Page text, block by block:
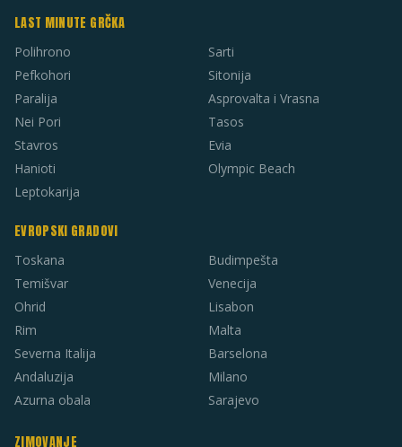
LAST MINUTE GRČKA
Polihrono
Pefkohori
Paralija
Nei Pori
Stavros
Hanioti
Leptokarija
Sarti
Sitonija
Asprovalta i Vrasna
Tasos
Evia
Olympic Beach
EVROPSKI GRADOVI
Toskana
Temišvar
Ohrid
Rim
Severna Italija
Andaluzija
Azurna obala
Budimpešta
Venecija
Lisabon
Malta
Barselona
Milano
Sarajevo
ZIMOVANJE